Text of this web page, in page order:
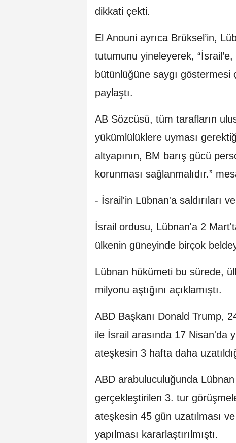
dikkati çekti.
El Anouni ayrıca Brüksel’in,
tutumunu yineleyerek,
bütünlüğüne saygı göstermesi
paylaştı.
AB Sözcüsü, tüm tarafların
yükümlülüklere uyması
altyapının, BM barış gücü
korunması sağlanmalıdır.”
- İsrail'in Lübnan'a saldırıları
İsrail ordusu, Lübnan'a 2
ülkenin güneyinde birçok
Lübnan hükümeti bu sürede,
milyonu aştığını açıklamıştı.
ABD Başkanı Donald Trump,
ile İsrail arasında 17 Nisan'da
ateşkesin 3 hafta daha
ABD arabuluculuğunda
gerçekleştirilen 3. tur
ateşkesin 45 gün uzatılması
yapılması kararlaştırılmıştı.